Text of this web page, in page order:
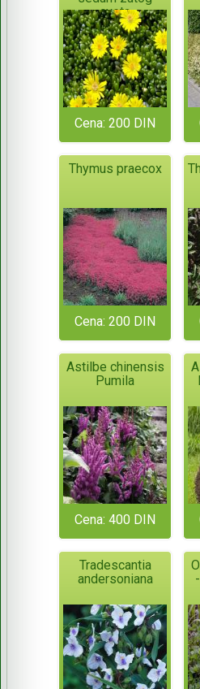
cveta
Cena: 200 DIN
Thymus praecox
Cena: 200 DIN
Astilbe chinensis
Pumila
Cena: 400 DIN
Tradescantia
andersoniana